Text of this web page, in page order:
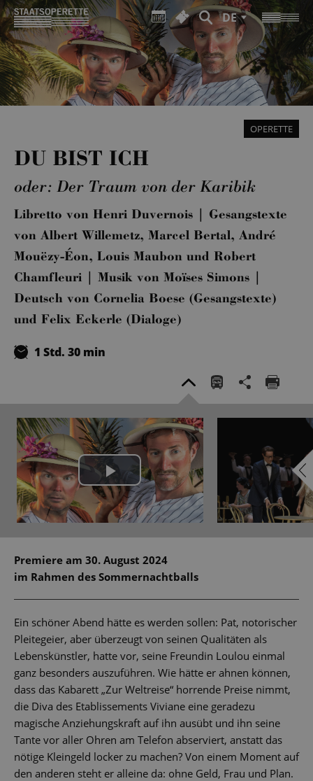
DE
OPERETTE
DU BIST ICH
oder: Der Traum von der Karibik
Libretto von Henri Duvernois | Gesangstexte
von Albert Willemetz, Marcel Bertal, André
Mouëzy-Éon, Louis Maubon und Robert
Chamfleuri | Musik von Moïses Simons |
Deutsch von Cornelia Boese (Gesangstexte)
und Felix Eckerle (Dialoge)
1 Std. 30 min
Play
Video
Premiere am 30. August 2024
im Rahmen des Sommernachtballs
Ein schöner Abend hätte es werden sollen: Pat, notorischer
Pleitegeier, aber überzeugt von seinen Qualitäten als
Lebenskünstler, hatte vor, seine Freundin Loulou einmal
ganz besonders auszuführen. Wie hätte er ahnen können,
dass das Kabarett „Zur Weltreise“ horrende Preise nimmt,
die Diva des Etablissements Viviane eine geradezu
magische Anziehungskraft auf ihn ausübt und ihn seine
Tante vor aller Ohren am Telefon abserviert, anstatt das
nötige Kleingeld locker zu machen? Von einem Moment auf
den anderen steht er alleine da: ohne Geld, Frau und Plan.